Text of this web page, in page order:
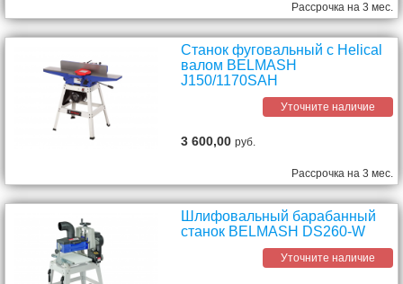
Рассрочка на 3 мес.
Станок фуговальный c Helical
валом BELMASH
J150/1170SAH
Уточните наличие
3 600,00руб.
Рассрочка на 3 мес.
Шлифовальный барабанный
станок BELMASH DS260-W
Уточните наличие